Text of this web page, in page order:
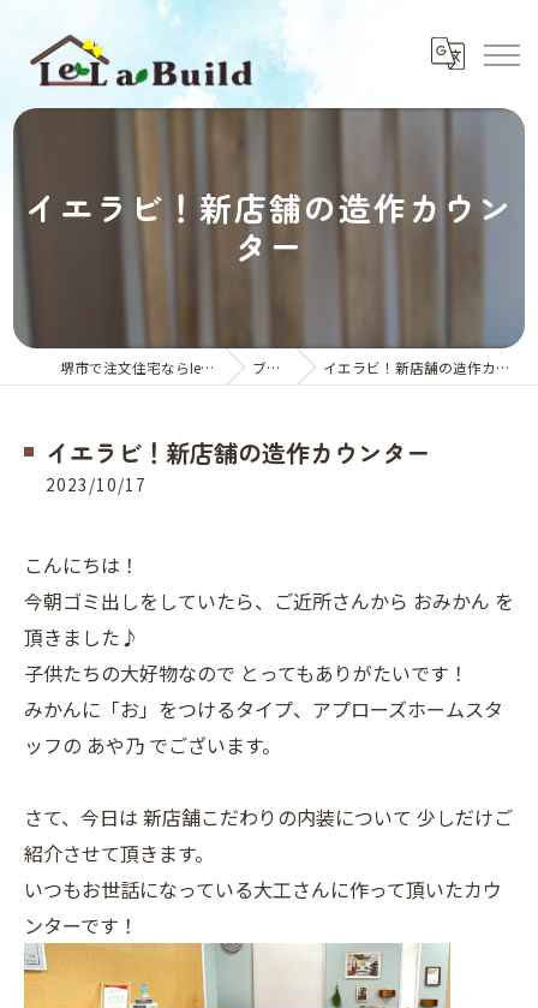
イエラビ！新店舗の造作カウン
ター
堺市で注文住宅ならIeLaBuild ブログ イエラビ！新店舗の造作カウンター
イエラビ！新店舗の造作カウンター
2023/10/17
こんにちは！
今朝ゴミ出しをしていたら、ご近所さんから おみかん を
頂きました♪
子供たちの大好物なので とってもありがたいです！
みかんに「お」をつけるタイプ、アプローズホームスタ
ッフの あや乃 でございます。
さて、今日は 新店舗こだわりの内装について 少しだけご
紹介させて頂きます。
いつもお世話になっている大工さんに作って頂いたカウ
ンターです！